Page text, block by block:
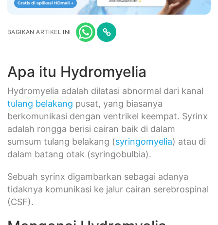
BAGIKAN ARTIKEL INI
Apa itu Hydromyelia
Hydromyelia adalah dilatasi abnormal dari kanal
tulang belakang pusat, yang biasanya
berkomunikasi dengan ventrikel keempat. Syrinx
adalah rongga berisi cairan baik di dalam
sumsum tulang belakang (syringomyelia) atau di
dalam batang otak (syringobulbia).
Sebuah syrinx digambarkan sebagai adanya
tidaknya komunikasi ke jalur cairan serebrospinal
(CSF).